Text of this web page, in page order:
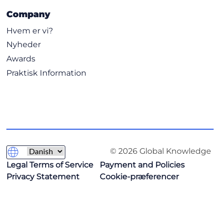
Company
Hvem er vi?
Nyheder
Awards
Praktisk Information
© 2026 Global Knowledge
Legal Terms of Service
Payment and Policies
Privacy Statement
Cookie-præferencer